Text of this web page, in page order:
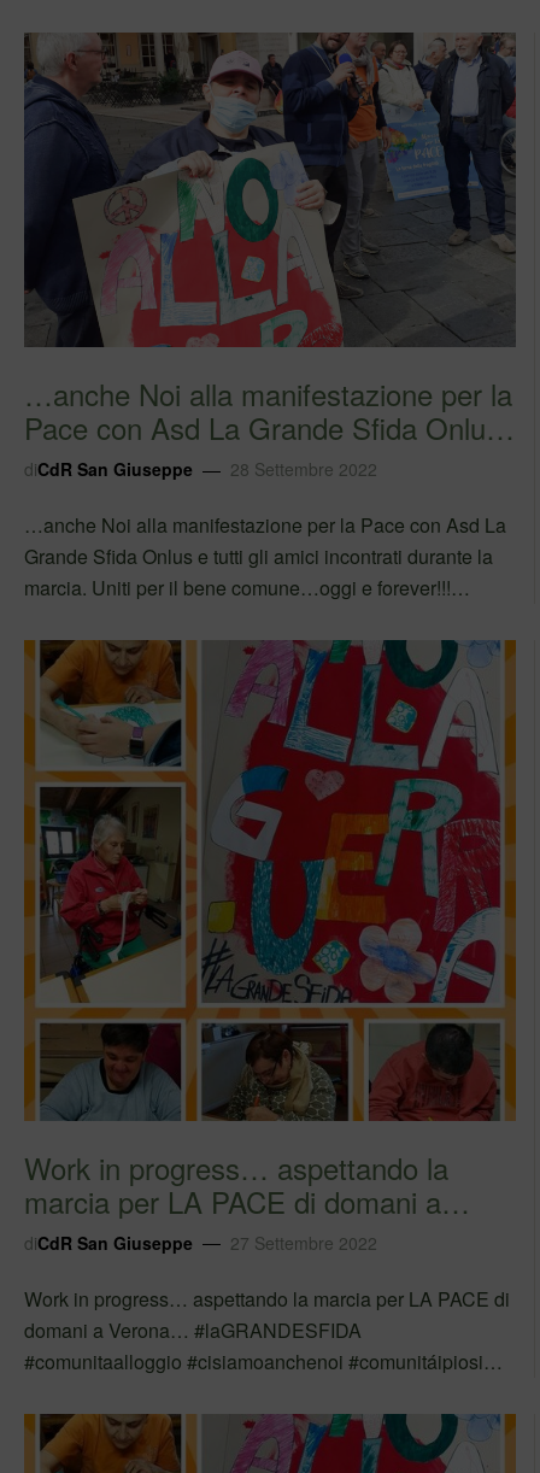
…anche Noi alla manifestazione per la
Pace con Asd La Grande Sfida Onlus
e tutt…
diCdR San Giuseppe 28 Settembre 2022
…anche Noi alla manifestazione per la Pace con Asd La
Grande Sfida Onlus e tutti gli amici incontrati durante la
marcia. Uniti per il bene comune…oggi e forever!!!
#comunitáipiosi Segui Adoa su Facebook
Work in progress… aspettando la
marcia per LA PACE di domani a
Verona… #la…
diCdR San Giuseppe 27 Settembre 2022
Work in progress… aspettando la marcia per LA PACE di
domani a Verona… #laGRANDESFIDA
#comunitaalloggio #cisiamoanchenoi #comunitáipiosi